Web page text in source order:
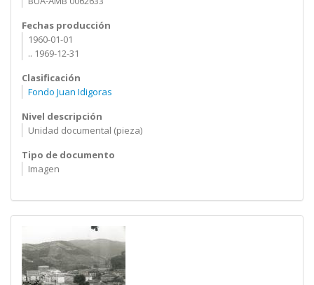
Fechas producción
1960-01-01
.. 1969-12-31
Clasificación
Fondo Juan Idigoras
Nivel descripción
Unidad documental (pieza)
Tipo de documento
Imagen